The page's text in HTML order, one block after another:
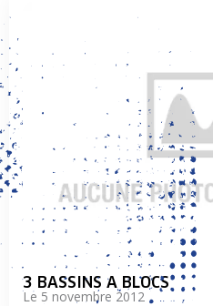
3 BASSINS A BLOCS
Le 5 novembre 2012